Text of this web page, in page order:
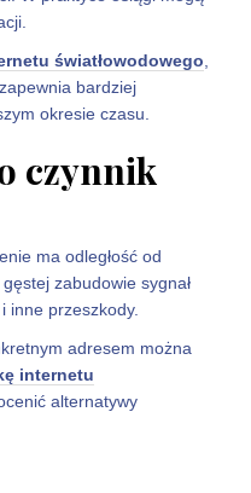
światłowodowego
bardziej
okresie czasu.
czynnik
ma odległość od
zabudowie sygnał
inne przeszkody.
adresem można
internetu
alternatywy